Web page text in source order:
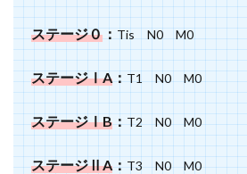
ステージ０：Tis N0 M0
ステージⅠA：T1 N0 M0
ステージⅠB：T2 N0 M0
ステージⅡA：T3 N0 M0